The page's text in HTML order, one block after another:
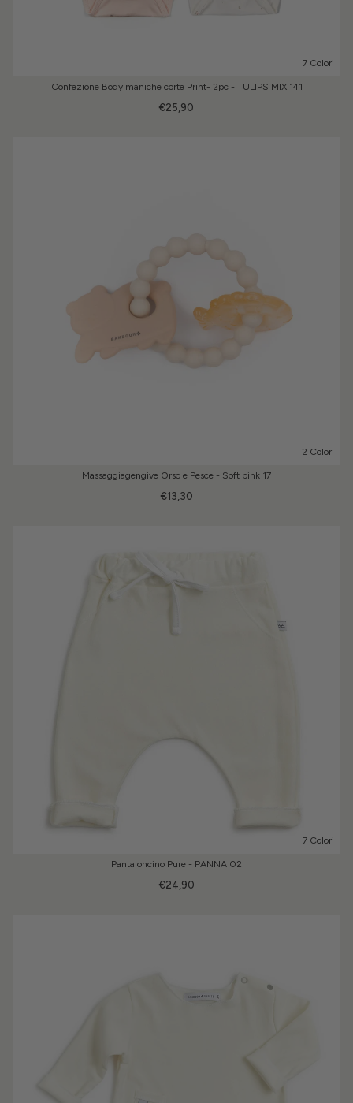
7 Colori
Confezione Body maniche corte Print- 2pc - TULIPS MIX 141
€25,90
2 Colori
Massaggiagengive Orso e Pesce - Soft pink 17
€13,30
7 Colori
Pantaloncino Pure - PANNA 02
€24,90